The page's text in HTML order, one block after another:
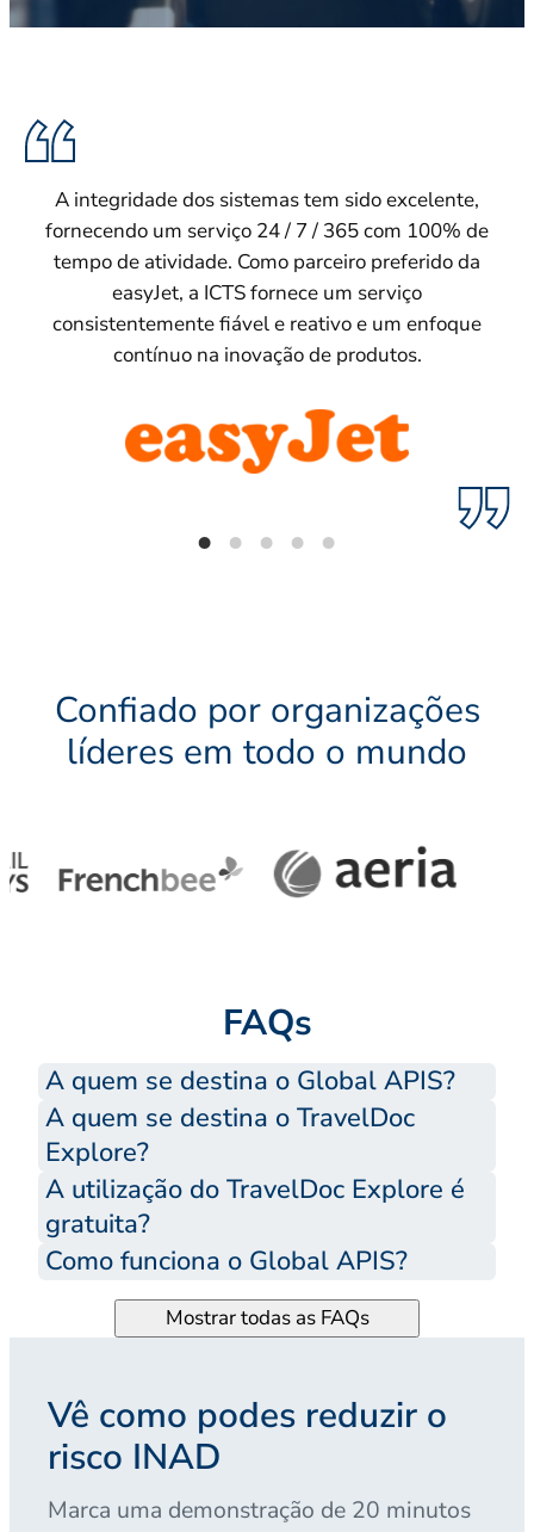
A integridade dos sistemas tem sido excelente,
fornecendo um serviço 24 / 7 / 365 com 100% de
tempo de atividade. Como parceiro preferido da
easyJet, a ICTS fornece um serviço
consistentemente fiável e reativo e um enfoque
contínuo na inovação de produtos.
Confiado por organizações
líderes em todo o mundo
FAQs
A quem se destina o Global APIS?
A quem se destina o TravelDoc
Explore?
A utilização do TravelDoc Explore é
gratuita?
Como funciona o Global APIS?
Mostrar todas as FAQs
Vê como podes reduzir o
risco INAD
Marca uma demonstração de 20 minutos